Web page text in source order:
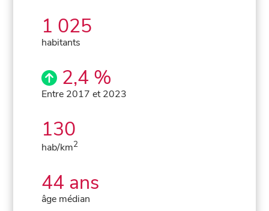
1 025
habitants
2,4 %
Entre 2017 et 2023
130
hab/km2
44 ans
âge médian